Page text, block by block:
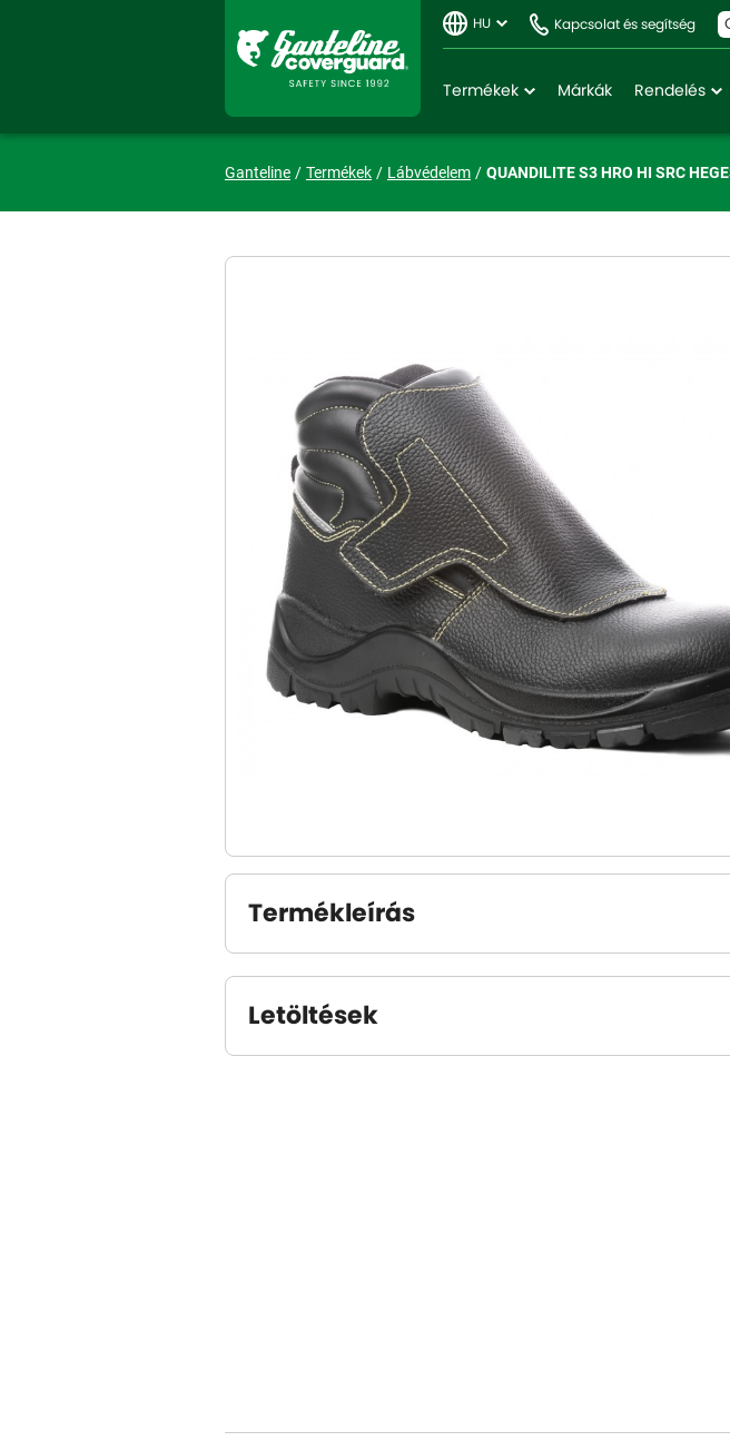
HU Kapcsolat és segítség
Termékek Márkák Rendelés
Ganteline Termékek Lábvédelem QUANDILITE S3 HRO HI SRC
Termékleírás
Letöltések